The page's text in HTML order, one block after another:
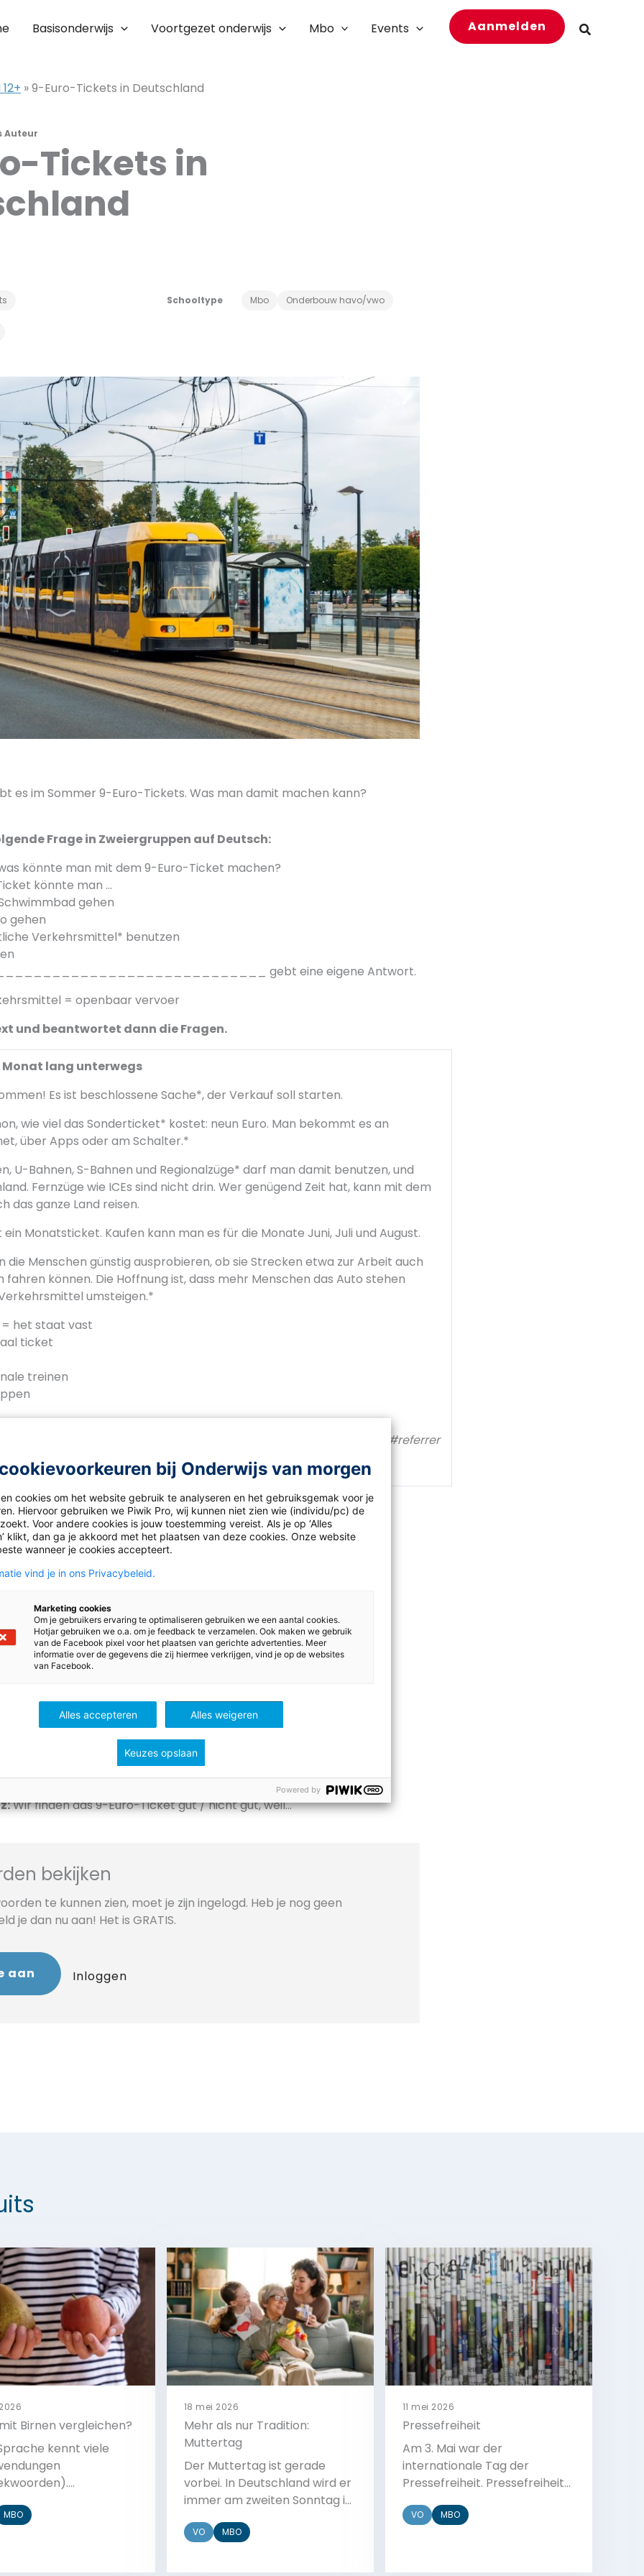
Basisonderwijs Voortgezet onderwijs Mbo Events Aanmelden Zoeken
»9-Euro-Tickets in Deutschland
Auteur
Schooltype Mbo Onderbouw havo/vwo
Tickets in
es im Sommer 9-Euro-Tickets. Was man damit machen kann?
Frage in Zweiergruppen auf Deutsch:
könnte man mit dem 9-Euro-Ticket machen?
könnte man …
gehen
gehen
Verkehrsmittel* benutzen
gebt eine eigene Antwort.
= openbaar vervoer
und beantwortet dann die Fragen.
Monat lang unterwegs
Es ist beschlossene Sache*, der Verkauf soll starten.
wie viel das Sonderticket* kostet: neun Euro. Man bekommt es an
über Apps oder am Schalter.*
U-Bahnen, S-Bahnen und Regionalzüge* darf man damit benutzen, und
Fernzüge wie ICEs sind nicht drin. Wer genügend Zeit hat, kann mit dem
das ganze Land reisen.
Monatsticket. Kaufen kann man es für die Monate Juni, Juli und August.
die Menschen günstig ausprobieren, ob sie Strecken etwa zur Arbeit auch
fahren können. Die Hoffnung ist, dass mehr Menschen das Auto stehen
umsteigen.*
het staat vast
ticket
treinen
Fuer_neun_Euro_einen_Monat_lang_unterwegs_25534728.htm#referrer
Behauptungen richtig oder falsch?
…
Orten kaufen.
Deutschland benutzen.
öffentliche Verkehrsmittel gebrauchen.
Monat.
Antwort:
9-Euro-Ticket?
Busse und Züge sonst nicht bezahlen können.
Busse und Züge benutzen sollen.
in Deutschland verboten sind.
Frage in Zweiergruppen auf Deutsch:
der Sonderaktion mit dem 9-Euro-Ticket?
Wir finden das 9-Euro-Ticket gut / nicht gut, weil…
bekijken
te kunnen zien, moet je zijn ingelogd. Heb je nog geen
je dan nu aan! Het is GRATIS.
aan Inloggen
Birnen vergleichen?
kennt viele
Bedeutung, sie
deutsche
MBO
18 mei 2026
Mehr als nur Tradition:
Muttertag
Der Muttertag ist gerade
vorbei. In Deutschland wird er
immer am zweiten Sonntag im
den Niederlanden. Dieser Tag
Viele Kinder danken ihren
VO MBO
11 mei 2026
Pressefreiheit
Am 3. Mai war der
internationale Tag der
Pressefreiheit. Pressefreiheit
Journalistinnen und
ihre Meinung sagen dürfen. In
VO MBO
bij Onderwijs van morgen
cookies om het website gebruik te analyseren en het gebruiksgemak voor je
Hiervoor gebruiken we Piwik Pro, wij kunnen niet zien wie (individu/pc) de
Voor andere cookies is jouw toestemming vereist. Als je op ‘Alles
klikt, dan ga je akkoord met het plaatsen van deze cookies. Onze website
wanneer je cookies accepteert.
vind je in ons Privacybeleid.
Marketing cookies
Om je gebruikers ervaring te optimaliseren gebruiken we een aantal cookies.
Hotjar gebruiken we o.a. om je feedback te verzamelen. Ook maken we gebruik
van de Facebook pixel voor het plaatsen van gerichte advertenties. Meer
informatie over de gegevens die zij hiermee verkrijgen, vind je op de websites
van Facebook.
Alles accepteren Alles weigeren
Keuzes opslaan
Powered by